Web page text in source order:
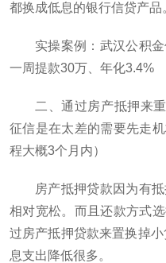
都换成低息的银行信贷产品
实操案例：武汉公积
一周提款30万、年化3.4%
二、通过房产抵押来
征信是在太差的需要先走
程大概3个月内）
房产抵押贷款因为有
相对宽松。而且还款方式
过房产抵押贷款来置换掉
息支出降低很多。